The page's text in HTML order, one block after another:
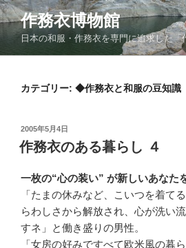
コ
ン
テ
ン
作務衣博物館
日本の和服・作務衣を専門に追求した「
カテゴリー: ◆作務衣と和服の豆知識
投
稿
日:
2005年5月4日
作務衣のある暮らし ４
一枚の“心の装い” が新しいあなた
「たまの休みなど、こいつを着て
らわしさから解放され、心が洗い
すネ」と働き盛りの男性。
「女房の好みですべて欧米風の暮